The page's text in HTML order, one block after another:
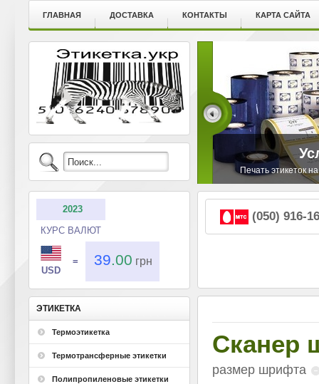
ГЛАВНАЯ ДОСТАВКА КОНТАКТЫ КАРТА САЙТА
Печать этикеток
2023
КУРС ВАЛЮТ
USD
= 39.00 грн
ЭТИКЕТКА
Термоэтикетка
Термотрансферные этикетки
Полипропиленовые этикетки
(050) 916-
Cканер
размер шрифта